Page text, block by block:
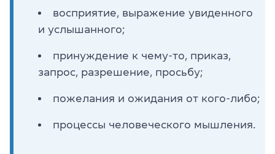
восприятие, выражение увиденного
и услышанного;
принуждение к чему-то, приказ,
запрос, разрешение, просьбу;
пожелания и ожидания от кого-либо;
процессы человеческого мышления.